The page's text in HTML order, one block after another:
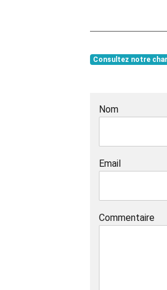
Consultez notre
Nom
Email
Commentaire